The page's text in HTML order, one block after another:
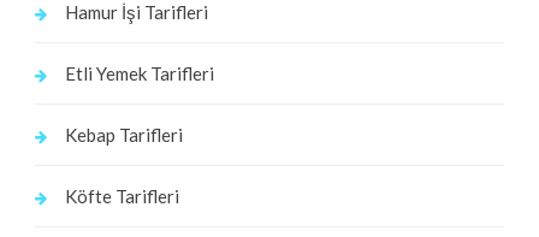
Hamur İşi Tarifleri
Etli Yemek Tarifleri
Kebap Tarifleri
Köfte Tarifleri